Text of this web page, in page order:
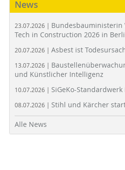
News
23.07.2026 | Bundesbauministerin
Tech in Construction 2026 in
20.07.2026 | Asbest ist
13.07.2026 |
und Künstlicher Intelligenz
10.07.2026 | SiGeKo-
08.07.2026 | Stihl und Kärcher
Alle News